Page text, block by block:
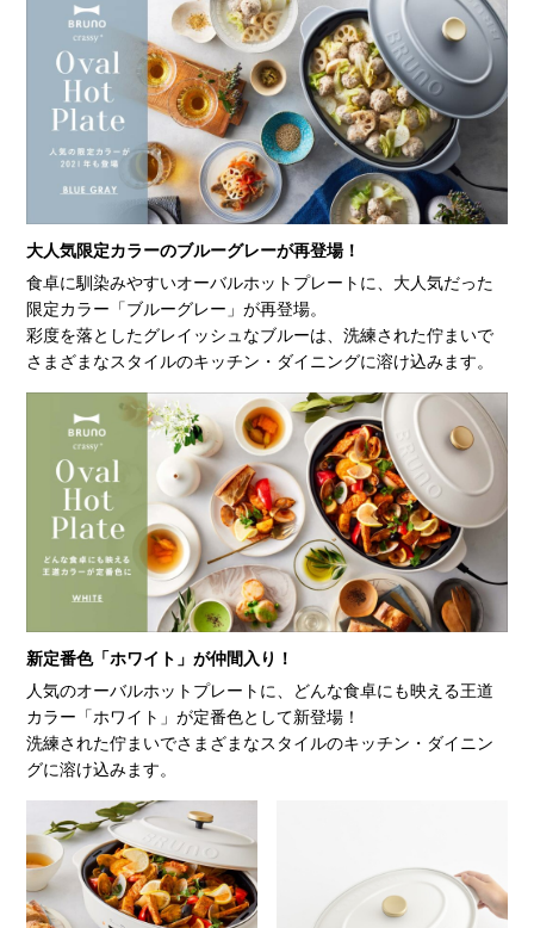
大人気限定カラーのブルーグレーが再登場！
食卓に馴染みやすいオーバルホットプレートに、大人気だった
限定カラー「ブルーグレー」が再登場。
彩度を落としたグレイッシュなブルーは、洗練された佇まいで
さまざまなスタイルのキッチン・ダイニングに溶け込みます。
新定番色「ホワイト」が仲間入り！
人気のオーバルホットプレートに、どんな食卓にも映える王道
カラー「ホワイト」が定番色として新登場！
洗練された佇まいでさまざまなスタイルのキッチン・ダイニン
グに溶け込みます。